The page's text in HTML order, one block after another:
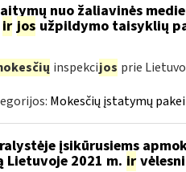
nuo žaliavinės
ir jos užpildymo taisyklių
inspekcijos prie
Mokesčių įstatymų
įsikūrusiems
Lietuvoje 2021 m. ir